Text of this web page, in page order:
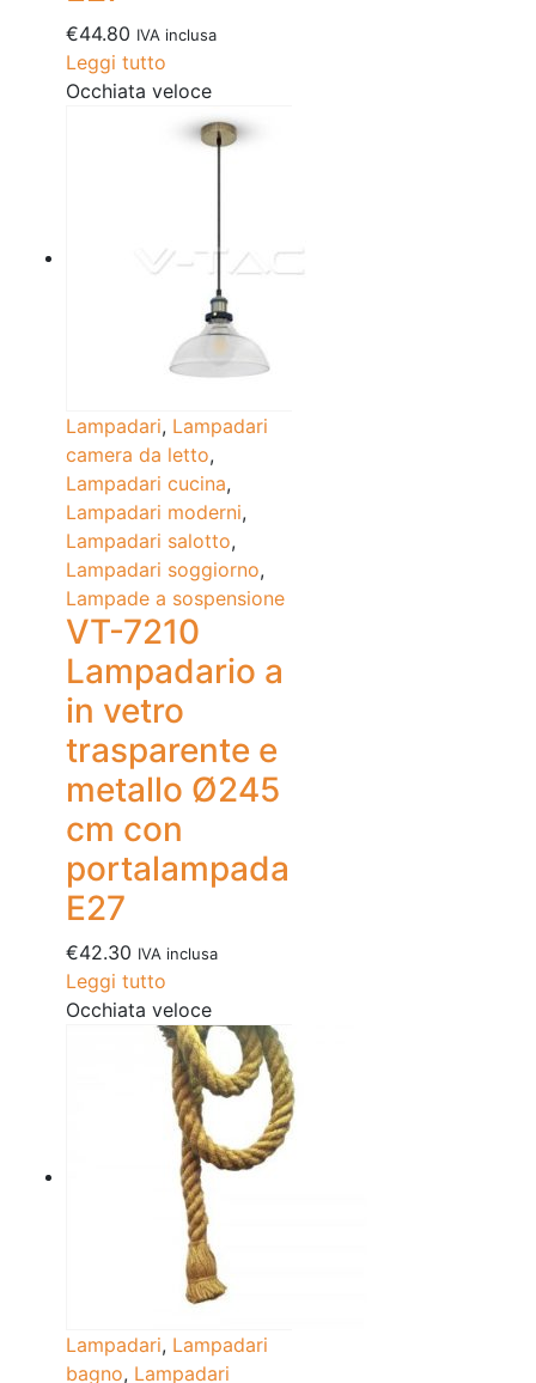
€44.80 IVA inclusa
Leggi tutto
Occhiata veloce
Lampadari, Lampadari
camera da letto,
Lampadari cucina,
Lampadari moderni,
Lampadari salotto,
Lampadari soggiorno,
Lampade a sospensione
VT-7210
Lampadario a
in vetro
trasparente e
metallo Ø245
cm con
portalampada
E27
€42.30 IVA inclusa
Leggi tutto
Occhiata veloce
Lampadari, Lampadari
bagno, Lampadari